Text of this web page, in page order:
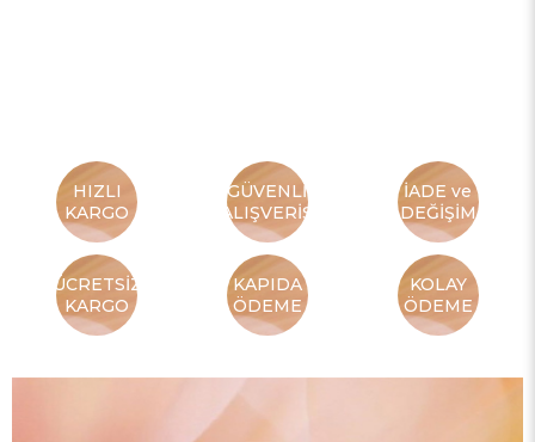
HIZLI
KARGO
GÜVENLİ
ALIŞVERİŞ
İADE ve
DEĞİŞİM
ÜCRETSİZ
KARGO
KAPIDA
ÖDEME
KOLAY
ÖDEME